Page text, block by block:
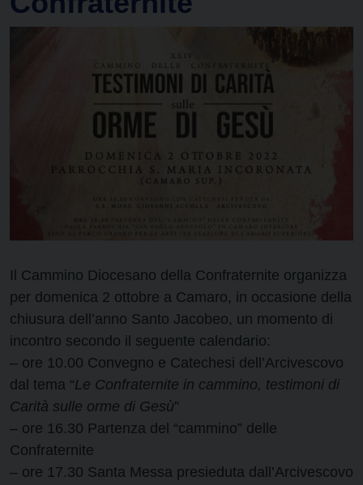
Il Cammino Diocesano della Confraternite organizza
per domenica 2 ottobre a Camaro, in occasione della
chiusura dell’anno Santo Jacobeo, un momento di
incontro secondo il seguente calendario:
– ore 10.00 Convegno e Catechesi dell’Arcivescovo
dal tema “Le Confraternite in cammino, testimoni di
Carità sulle orme di Gesù”
– ore 16.30 Partenza del “cammino” delle
Confraternite
– ore 17.30 Santa Messa presieduta dall’Arcivescovo